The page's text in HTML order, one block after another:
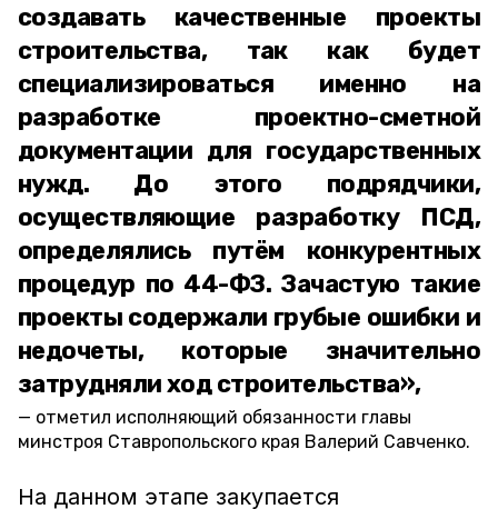
создавать качественные проекты
строительства, так как будет
специализироваться именно на
разработке проектно-сметной
документации для государственных
нужд. До этого подрядчики,
осуществляющие разработку ПСД,
определялись путём конкурентных
процедур по 44-ФЗ. Зачастую такие
проекты содержали грубые ошибки и
недочеты, которые значительно
затрудняли ход строительства»,
отметил исполняющий обязанности главы
минстроя Ставропольского края Валерий Савченко.
На данном этапе закупается